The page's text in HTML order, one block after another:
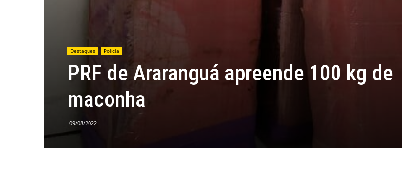
Destaques Polícia
PRF de Araranguá apreende 100 kg de
maconha
09/08/2022